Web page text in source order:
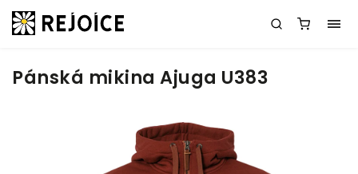
Pánská mikina Ajuga U383